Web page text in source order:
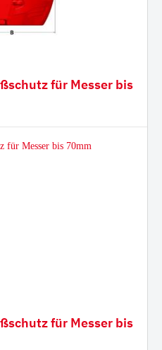
für Messer bis
für Messer bis